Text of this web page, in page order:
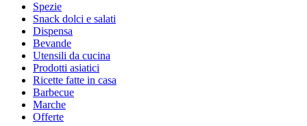
Spezie
Snack dolci e salati
Dispensa
Bevande
Utensili da cucina
Prodotti asiatici
Ricette fatte in casa
Barbecue
Marche
Offerte